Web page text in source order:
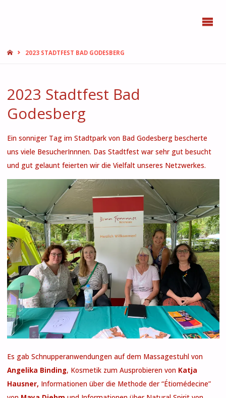
START2023 STADTFEST BAD GODESBERG
2023 Stadtfest Bad
Godesberg
Ein sonniger Tag im Stadtpark von Bad Godesberg bescherte
uns viele BesucherInnnen. Das Stadtfest war sehr gut besucht
und gut gelaunt feierten wir die Vielfalt unseres Netzwerkes.
Es gab Schnupperanwendungen auf dem Massagestuhl von
Angelika Binding, Kosmetik zum Ausprobieren von Katja
Hausner, Informationen über die Methode der “Étiomédecine”